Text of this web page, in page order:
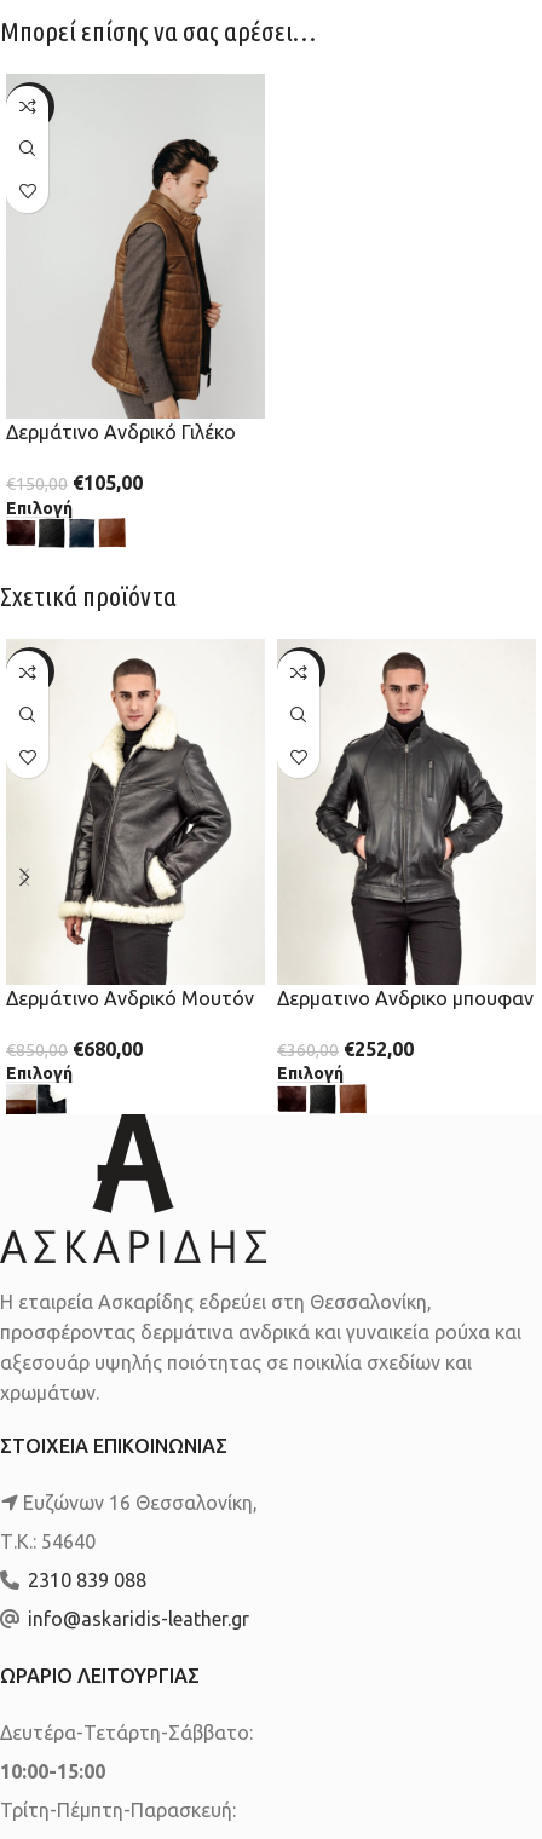
Μπορεί επίσης να σας αρέσει…
-30%
Δερμάτινο Ανδρικό Γιλέκο
€150,00 €105,00
Επιλογή
Σχετικά προϊόντα
-20%
Δερμάτινο Ανδρικό Μουτόν
€850,00 €680,00
Επιλογή
-30%
Δερματινο Ανδρικο μπουφαν
€360,00 €252,00
Επιλογή
Η εταιρεία Ασκαρίδης εδρεύει στη Θεσσαλονίκη,
προσφέροντας δερμάτινα ανδρικά και γυναικεία ρούχα και
αξεσουάρ υψηλής ποιότητας σε ποικιλία σχεδίων και
χρωμάτων.
ΣΤΟΙΧΕΙΑ ΕΠΙΚΟΙΝΩΝΙΑΣ
Ευζώνων 16 Θεσσαλονίκη,
Τ.Κ.: 54640
2310 839 088
info@askaridis-leather.gr
ΩΡΑΡΙΟ ΛΕΙΤΟΥΡΓΙΑΣ
Δευτέρα-Τετάρτη-Σάββατο:
10:00-15:00
Τρίτη-Πέμπτη-Παρασκευή: